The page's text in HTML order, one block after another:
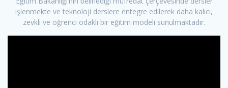
işlenmekte ve teknoloji derslere entegre edilerek daha kalıcı,
zevkli ve öğrenci odaklı bir eğitim modeli sunulmaktadır.